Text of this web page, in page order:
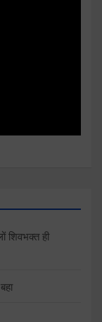
शिवभक्त ही